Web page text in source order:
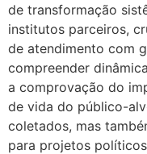
de transformação
institutos parceiros,
de atendimento com
compreender
a comprovação do
de vida do público-
coletados, mas
para projetos